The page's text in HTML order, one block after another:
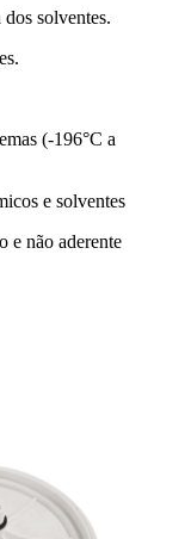
solventes.
(-196°C a
e solventes
e não aderente